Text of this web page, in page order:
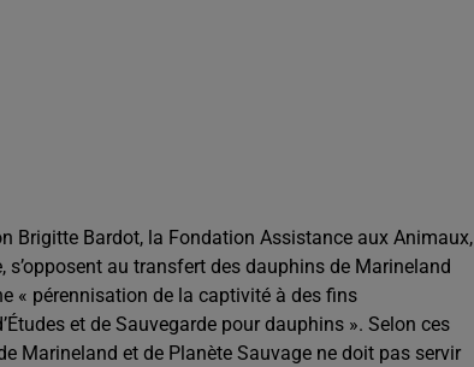
Brigitte Bardot, la Fondation Assistance aux Animaux,
au transfert des dauphins de Marineland
« pérennisation de la captivité à des fins
et de Sauvegarde pour dauphins ». Selon ces
Marineland et de Planète Sauvage ne doit pas servir